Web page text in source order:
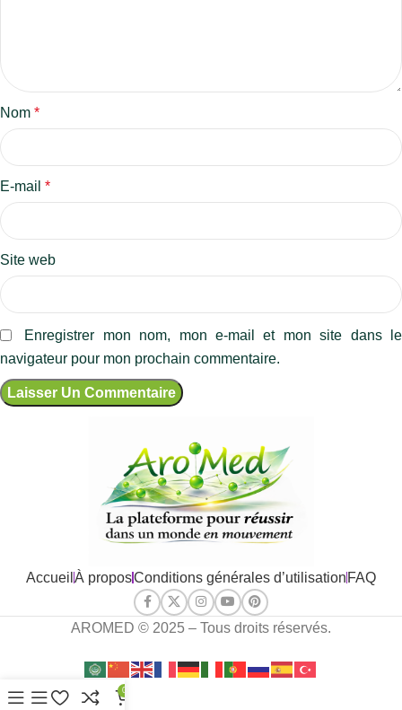
Nom *
E-mail *
Site web
Enregistrer mon nom, mon e-mail et mon site dans le
navigateur pour mon prochain commentaire.
Accueil À proposConditions générales d’utilisation FAQ
AROMED © 2025 – Tous droits réservés.
0